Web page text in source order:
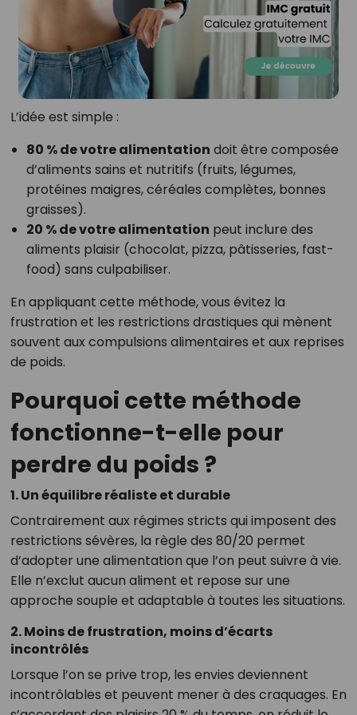
L’idée est simple :
80 % de votre alimentation doit être composée
d’aliments sains et nutritifs (fruits, légumes,
protéines maigres, céréales complètes, bonnes
graisses).
20 % de votre alimentation peut inclure des
aliments plaisir (chocolat, pizza, pâtisseries, fast-
food) sans culpabiliser.
En appliquant cette méthode, vous évitez la
frustration et les restrictions drastiques qui mènent
souvent aux compulsions alimentaires et aux reprises
de poids.
Pourquoi cette méthode
fonctionne-t-elle pour
perdre du poids ?
1. Un équilibre réaliste et durable
Contrairement aux régimes stricts qui imposent des
restrictions sévères, la règle des 80/20 permet
d’adopter une alimentation que l’on peut suivre à vie.
Elle n’exclut aucun aliment et repose sur une
approche souple et adaptable à toutes les situations.
2. Moins de frustration, moins d’écarts
incontrôlés
Lorsque l’on se prive trop, les envies deviennent
incontrôlables et peuvent mener à des craquages. En